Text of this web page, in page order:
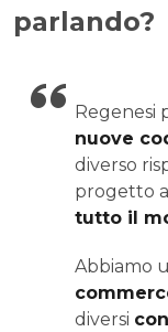
parlando?
Regenesi
nuove
diverso
progetto
tutto il
Abbiamo
diversi